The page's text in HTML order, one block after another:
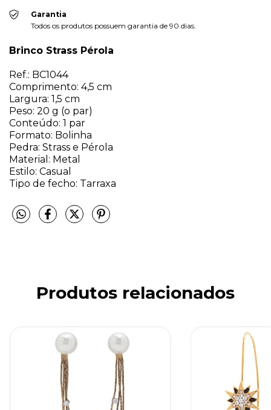
Garantia
Todos os produtos possuem garantia de 90 dias.
Brinco Strass Pérola
Ref.: BC1044
Comprimento: 4,5 cm
Largura: 1,5 cm
Peso: 20 g (o par)
Conteúdo: 1 par
Formato: Bolinha
Pedra: Strass e Pérola
Material: Metal
Estilo: Casual
Tipo de fecho: Tarraxa
Produtos relacionados